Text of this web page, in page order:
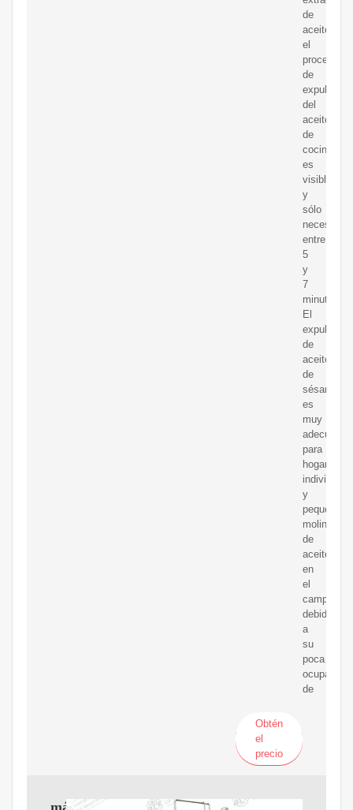
de
aceitetodo
el
proceso
de
expulsión
del
aceite
de
cocina
es
visible
y
sólo
necesita
entre
5
y
7
minutos;
El
expulsor
de
aceite
de
sésamo
es
muy
adecuado
para
hogares
y
pequeños
molinos
de
aceite
en
el
campo
debido
a
su
poca
ocupación
de
Obtén
el
precio